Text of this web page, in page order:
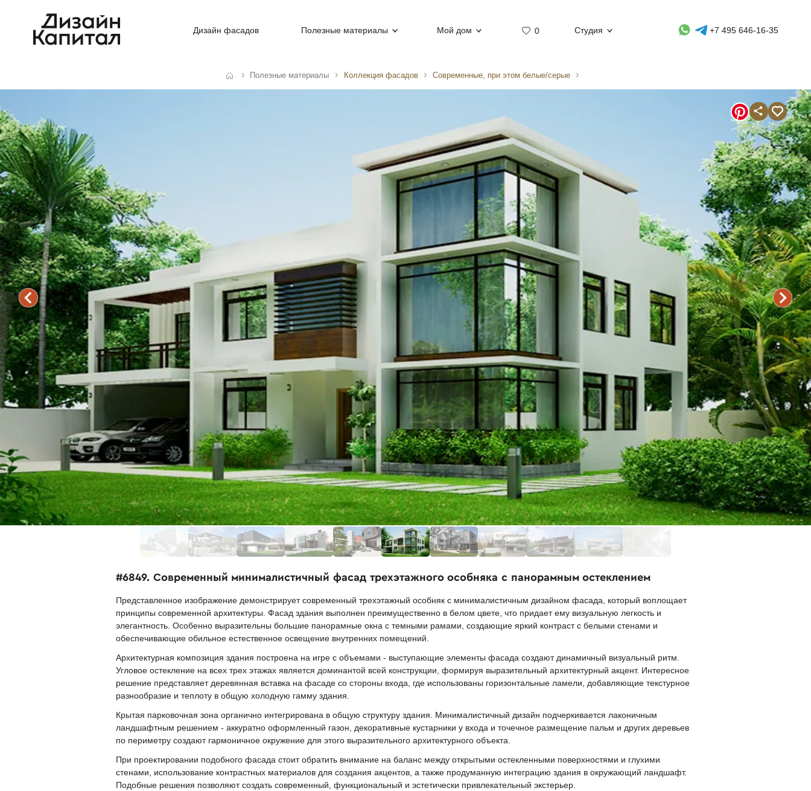
Дизайн фасадов Полезные материалы Мой дом 0 Студия Whatsapp контакт
Telegram контакт
+7 495 646-16-35
Полезные материалы Коллекция фасадов Современные, при этом белые/серые
#6849. Современный минималистичный фасад трехэтажного особняка с панорамным остеклением
Представленное изображение демонстрирует современный трехэтажный особняк с минималистичным дизайном фасада, который воплощает
принципы современной архитектуры. Фасад здания выполнен преимущественно в белом цвете, что придает ему визуальную легкость и
элегантность. Особенно выразительны большие панорамные окна с темными рамами, создающие яркий контраст с белыми стенами и
обеспечивающие обильное естественное освещение внутренних помещений.
Архитектурная композиция здания построена на игре с объемами - выступающие элементы фасада создают динамичный визуальный ритм.
Угловое остекление на всех трех этажах является доминантой всей конструкции, формируя выразительный архитектурный акцент. Интересное
решение представляет деревянная вставка на фасаде со стороны входа, где использованы горизонтальные ламели, добавляющие текстурное
разнообразие и теплоту в общую холодную гамму здания.
Крытая парковочная зона органично интегрирована в общую структуру здания. Минималистичный дизайн подчеркивается лаконичным
ландшафтным решением - аккуратно оформленный газон, декоративные кустарники у входа и точечное размещение пальм и других деревьев
по периметру создают гармоничное окружение для этого выразительного архитектурного объекта.
При проектировании подобного фасада стоит обратить внимание на баланс между открытыми остекленными поверхностями и глухими
стенами, использование контрастных материалов для создания акцентов, а также продуманную интеграцию здания в окружающий ландшафт.
Подобные решения позволяют создать современный, функциональный и эстетически привлекательный экстерьер.